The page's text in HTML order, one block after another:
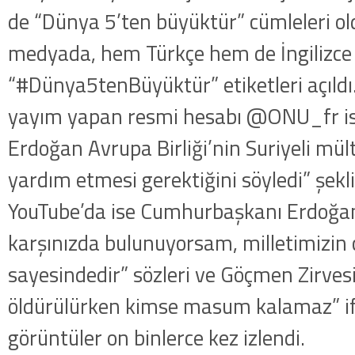
de “Dünya 5’ten büyüktür” cümleleri
medyada, hem Türkçe hem de İngilizce
“#Dünya5tenBüyüktür” etiketleri
yayım yapan resmi hesabı @ONU_fr
Erdoğan Avrupa Birliği’nin Suriyeli
yardım etmesi gerektiğini söyledi”
YouTube’da ise Cumhurbaşkanı
karşınızda bulunuyorsam,
sayesindedir” sözleri ve Göçmen
öldürülürken kimse masum kalamaz”
görüntüler on binlerce kez izlendi.